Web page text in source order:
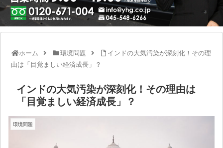
ホーム 環境問題
インドの大気汚染が深刻化！その理
由は「目覚ましい経済成長」？
インドの大気汚染が深刻化！その理由は
「目覚ましい経済成長」？
環境問題